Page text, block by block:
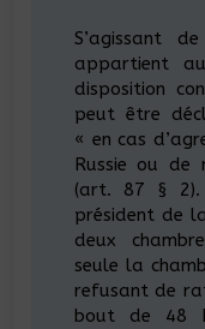
S’agissant
appartient
disposition
peut être
« en cas
Russie ou de
(art. 87 § 2).
président de
deux
seule la
refusant de
bout de 48